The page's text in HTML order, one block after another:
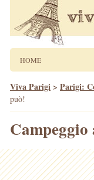
HOME
Viva Parigi > Parigi:
può!